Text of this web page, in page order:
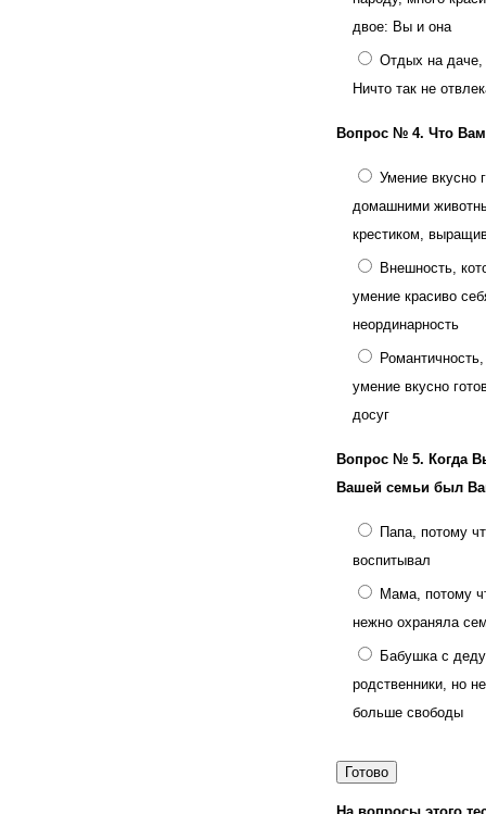
двое: Вы и она
Отдых на даче,
Ничто так не
Вопрос № 4. Что
Умение вкусно
домашними
крестиком,
Внешность,
умение красиво
неординарность
умение вкусно
досуг
Вопрос № 5. Когда
Вашей семьи был
Папа, потому
воспитывал
Мама, потому
нежно охраняла
Бабушка с
родственники, но
больше свободы